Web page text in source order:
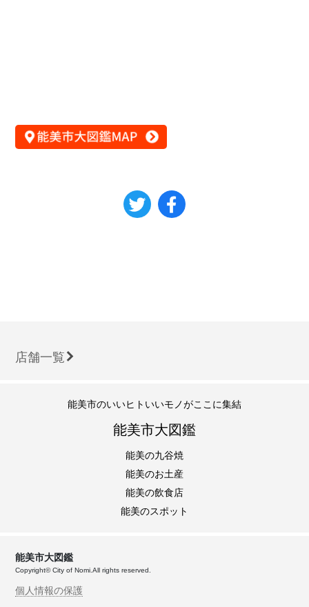
店舗一覧
能美市のいいヒトいいモノがここに集結
能美市大図鑑
能美の九谷焼
能美のお土産
能美の飲食店
能美のスポット
能美市大図鑑
Copyright© City of Nomi.All rights reserved.
個人情報の保護